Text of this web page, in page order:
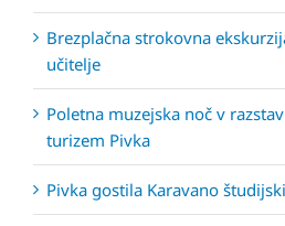
Brezplačna strokovna
učitelje
Poletna muzejska noč v
turizem Pivka
Pivka gostila Karavano